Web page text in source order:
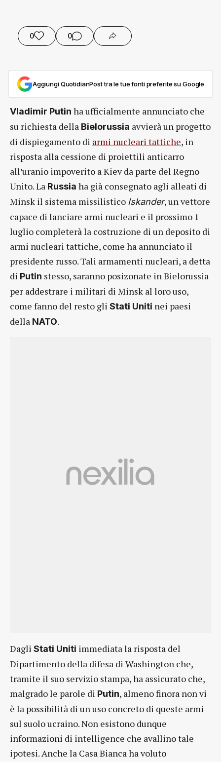
0 0
Aggiungi QuotidianPost tra le tue fonti preferite su Google
Vladimir Putin ha ufficialmente annunciato che
su richiesta della Bielorussia avvierà un progetto
di dispiegamento di armi nucleari tattiche, in
risposta alla cessione di proiettili anticarro
all’uranio impoverito a Kiev da parte del Regno
Unito. La Russia ha già consegnato agli alleati di
Minsk il sistema missilistico Iskander, un vettore
capace di lanciare armi nucleari e il prossimo 1
luglio completerà la costruzione di un deposito di
armi nucleari tattiche, come ha annunciato il
presidente russo. Tali armamenti nucleari, a detta
di Putin stesso, saranno posizonate in Bielorussia
per addestrare i militari di Minsk al loro uso,
come fanno del resto gli Stati Uniti nei paesi
della NATO.
Dagli Stati Uniti immediata la risposta del
Dipartimento della difesa di Washington che,
tramite il suo servizio stampa, ha assicurato che,
malgrado le parole di Putin, almeno finora non vi
è la possibilità di un uso concreto di queste armi
sul suolo ucraino. Non esistono dunque
informazioni di intelligence che avallino tale
ipotesi. Anche la Casa Bianca ha voluto